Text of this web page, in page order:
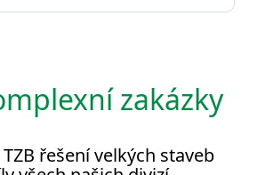
zakázky
řešení velkých staveb